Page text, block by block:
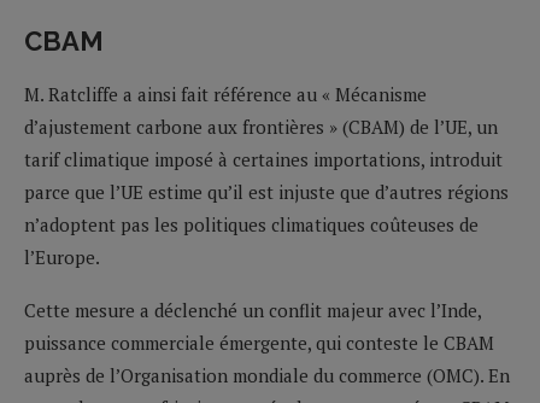
CBAM
M. Ratcliffe a ainsi fait référence au « Mécanisme
d’ajustement carbone aux frontières » (CBAM) de l’UE, un
tarif climatique imposé à certaines importations, introduit
parce que l’UE estime qu’il est injuste que d’autres régions
n’adoptent pas les politiques climatiques coûteuses de
l’Europe.
Cette mesure a déclenché un conflit majeur avec l’Inde,
puissance commerciale émergente, qui conteste le CBAM
auprès de l’Organisation mondiale du commerce (OMC). En